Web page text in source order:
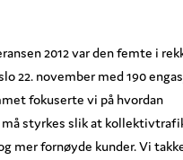
2012 var den femte i
22. november med 190
fokuserte vi på hvordan
styrkes slik at
mer fornøyde kunder. Vi